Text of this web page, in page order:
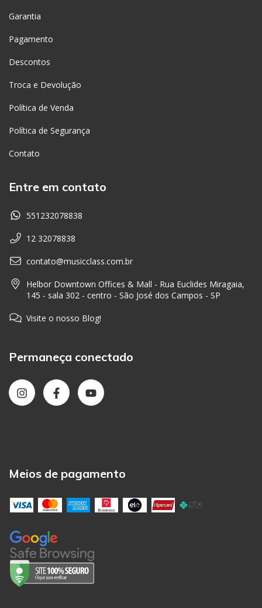
Garantia
Pagamento
Descontos
Troca e Devolução
Política de Venda
Política de Segurança
Contato
Entre em contato
551232078838
12 32078838
contato@musicclass.com.br
Helbor Downtown Offices & Mall - Rua Euclides Miragaia,
145 - sala 302 - centro - São José dos Campos - SP
Visite o nosso Blog!
Permaneça conectado
Meios de pagamento